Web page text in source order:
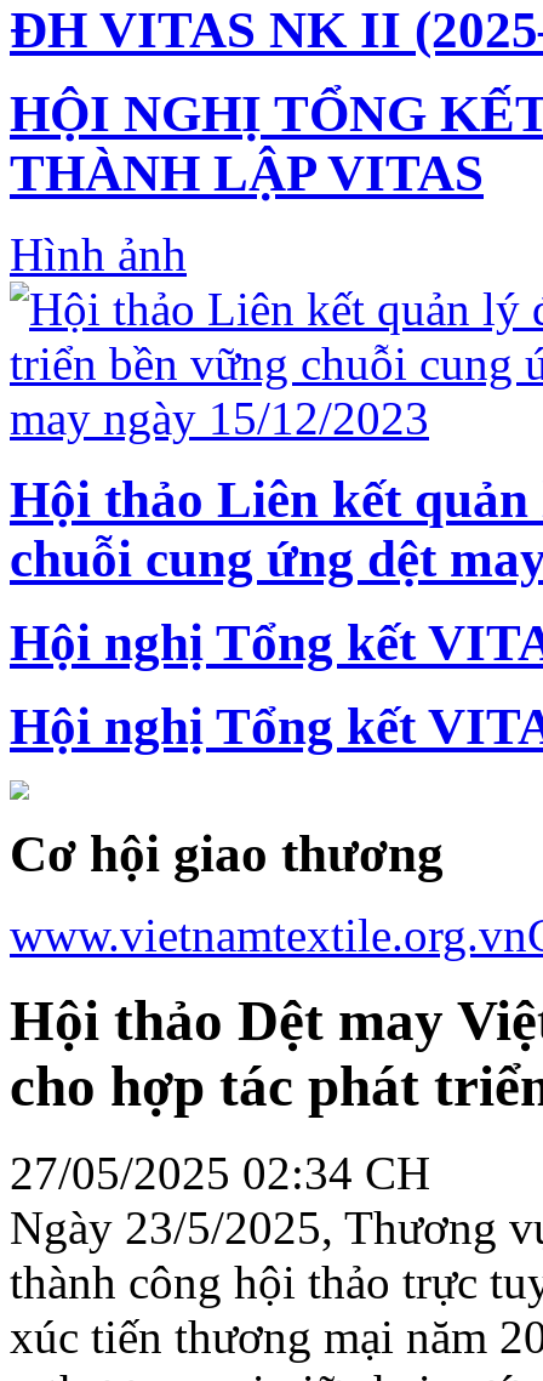
ĐH VITAS NK II
HỘI NGHỊ TỔNG
THÀNH LẬP VITAS
Hình ảnh
Hội thảo Liên kết
chuỗi cung ứng dệt
Hội nghị Tổng kết
Hội nghị Tổng kết
Cơ hội giao thương
www.vietnamtextile.org.vn
Hội thảo Dệt may
cho hợp tác phát
27/05/2025 02:34 CH
Ngày 23/5/2025, Thương
thành công hội thảo trực
xúc tiến thương mại năm